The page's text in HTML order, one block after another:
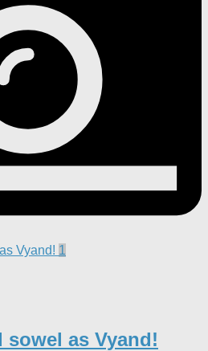
1
as Vyand!